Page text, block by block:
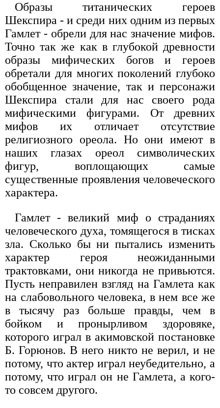
Образы титанических героев
Шекспира - и среди них одним из первых
Гамлет - обрели для нас значение мифов.
Точно так же как в глубокой древности
образы мифических богов и героев
обретали для многих поколений глубоко
обобщенное значение, так и персонажи
Шекспира стали для нас своего рода
мифическими фигурами. От древних
мифов их отличает отсутствие
религиозного ореола. Но они имеют в
наших глазах ореол символических
фигур, воплощающих самые
существенные проявления человеческого
характера.
Гамлет - великий миф о страданиях
человеческого духа, томящегося в тисках
зла. Сколько бы ни пытались изменить
характер героя неожиданными
трактовками, они никогда не привьются.
Пусть неправилен взгляд на Гамлета как
на слабовольного человека, в нем все же
в тысячу раз больше правды, чем в
бойком и пронырливом здоровяке,
которого играл в акимовской постановке
Б. Горюнов. В него никто не верил, и не
потому, что актер играл неубедительно, а
потому, что играл он не Гамлета, а кого-
то совсем другого.